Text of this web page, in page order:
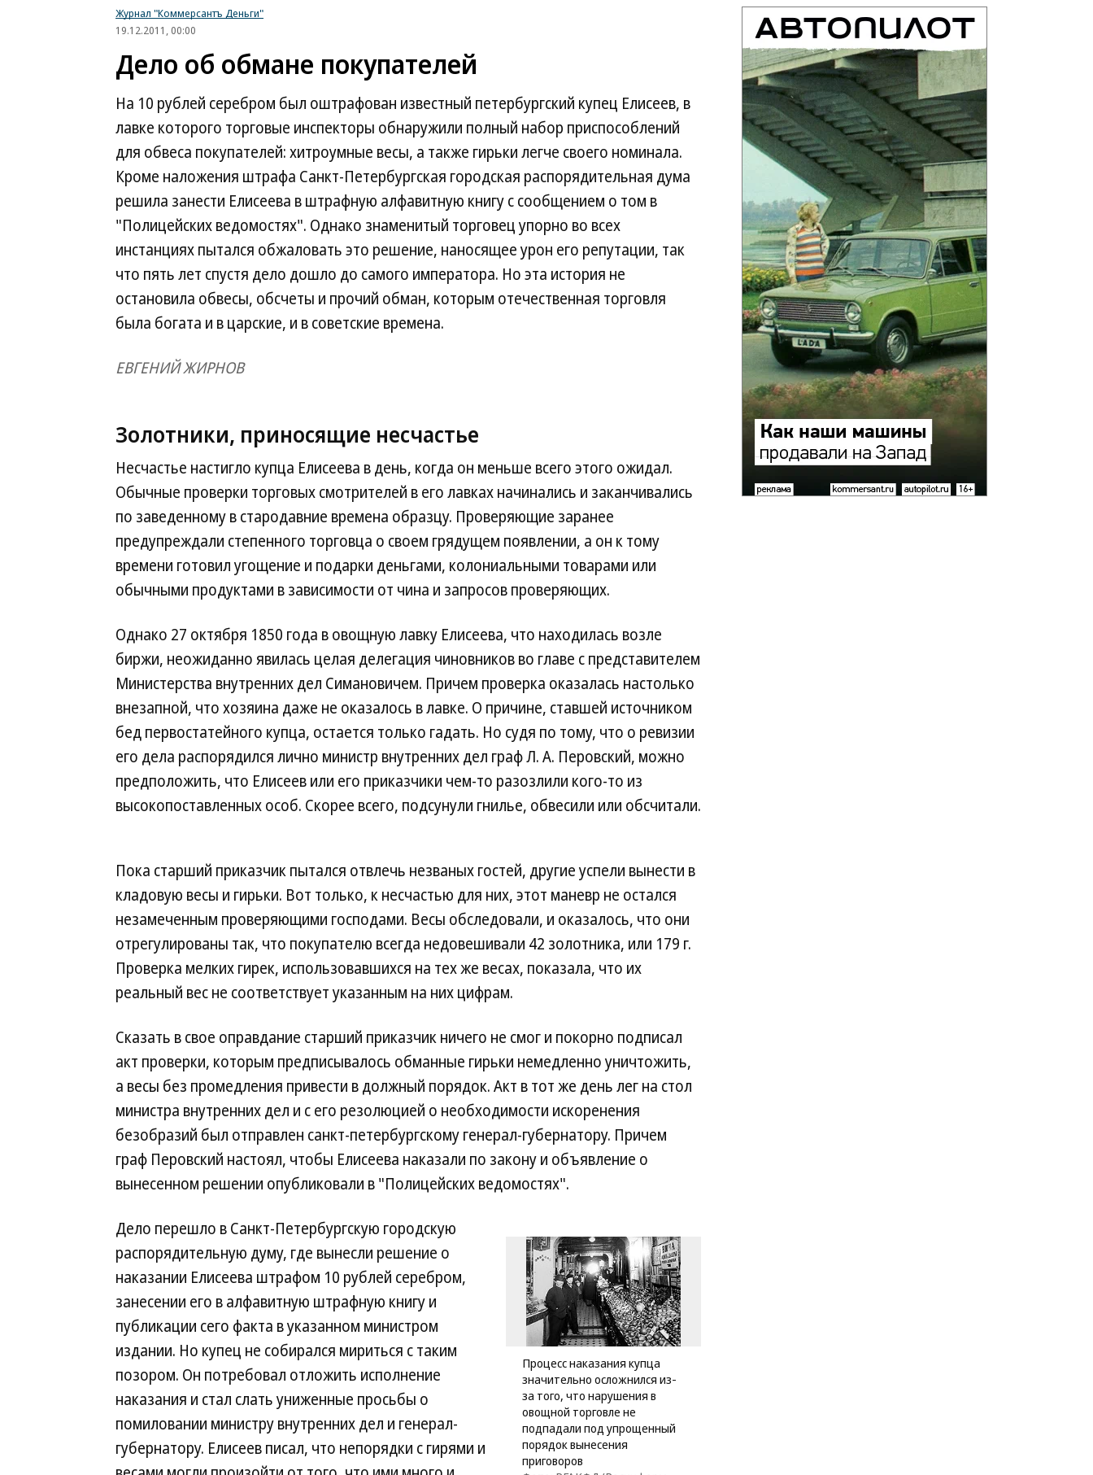
Журнал "Коммерсантъ Деньги"
19.12.2011, 00:00
Дело об обмане покупателей
На 10 рублей серебром был оштрафован известный петербургский купец Елисеев, в
лавке которого торговые инспекторы обнаружили полный набор приспособлений
для обвеса покупателей: хитроумные весы, а также гирьки легче своего номинала.
Кроме наложения штрафа Санкт-Петербургская городская распорядительная дума
решила занести Елисеева в штрафную алфавитную книгу с сообщением о том в
"Полицейских ведомостях". Однако знаменитый торговец упорно во всех
инстанциях пытался обжаловать это решение, наносящее урон его репутации, так
что пять лет спустя дело дошло до самого императора. Но эта история не
остановила обвесы, обсчеты и прочий обман, которым отечественная торговля
была богата и в царские, и в советские времена.
ЕВГЕНИЙ ЖИРНОВ
Золотники, приносящие несчастье
Несчастье настигло купца Елисеева в день, когда он меньше всего этого ожидал.
Обычные проверки торговых смотрителей в его лавках начинались и заканчивались
по заведенному в стародавние времена образцу. Проверяющие заранее
предупреждали степенного торговца о своем грядущем появлении, а он к тому
времени готовил угощение и подарки деньгами, колониальными товарами или
обычными продуктами в зависимости от чина и запросов проверяющих.
Однако 27 октября 1850 года в овощную лавку Елисеева, что находилась возле
биржи, неожиданно явилась целая делегация чиновников во главе с представителем
Министерства внутренних дел Симановичем. Причем проверка оказалась настолько
внезапной, что хозяина даже не оказалось в лавке. О причине, ставшей источником
бед первостатейного купца, остается только гадать. Но судя по тому, что о ревизии
его дела распорядился лично министр внутренних дел граф Л. А. Перовский, можно
предположить, что Елисеев или его приказчики чем-то разозлили кого-то из
высокопоставленных особ. Скорее всего, подсунули гнилье, обвесили или обсчитали.
Пока старший приказчик пытался отвлечь незваных гостей, другие успели вынести в
кладовую весы и гирьки. Вот только, к несчастью для них, этот маневр не остался
незамеченным проверяющими господами. Весы обследовали, и оказалось, что они
отрегулированы так, что покупателю всегда недовешивали 42 золотника, или 179 г.
Проверка мелких гирек, использовавшихся на тех же весах, показала, что их
реальный вес не соответствует указанным на них цифрам.
Сказать в свое оправдание старший приказчик ничего не смог и покорно подписал
акт проверки, которым предписывалось обманные гирьки немедленно уничтожить,
а весы без промедления привести в должный порядок. Акт в тот же день лег на стол
министра внутренних дел и с его резолюцией о необходимости искоренения
безобразий был отправлен санкт-петербургскому генерал-губернатору. Причем
граф Перовский настоял, чтобы Елисеева наказали по закону и объявление о
вынесенном решении опубликовали в "Полицейских ведомостях".
Процесс наказания купца
значительно осложнился из-
за того, что нарушения в
овощной торговле не
подпадали под упрощенный
порядок вынесения
приговоров
Дело перешло в Санкт-Петербургскую городскую
распорядительную думу, где вынесли решение о
наказании Елисеева штрафом 10 рублей серебром,
занесении его в алфавитную штрафную книгу и
публикации сего факта в указанном министром
издании. Но купец не собирался мириться с таким
позором. Он потребовал отложить исполнение
наказания и стал слать униженные просьбы о
помиловании министру внутренних дел и генерал-
губернатору. Елисеев писал, что непорядки с гирями и